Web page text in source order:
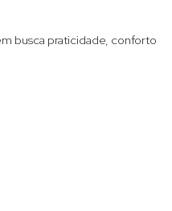
busca praticidade, conforto